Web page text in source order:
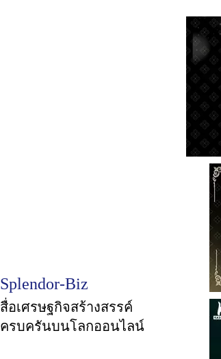
Splendor-Biz
สื่อเศรษฐกิจสร้างสรรค์
ครบครันบนโลกออนไลน์